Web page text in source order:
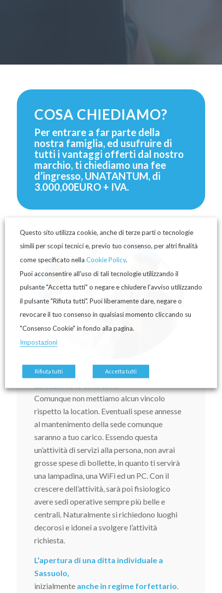
COSA CHIEDIAMO?
Per entrare a far parte della
nostra famiglia, ed usufruire di
tutti i vantaggi offerti dal nostro
marchio, ti chiediamo una fee
d’ingresso, UNATANTUM, di
3.000,00EURO + IVA.
Potrai lavorare da casa se la tua
Comunque non mettiamo alcun vincolo
rispetto la location. Eventuali spese annesse
al mantenimento della sede comunque
saranno a tuo carico. Essendo questa
un’attività di servizi alla persona, non avrai
grosse spese di bollette, in quanto ti servirà
una lampadina, una WiFi ed un PC. Con il
crescere dell’attività, sarà poi fisiologico
avere sedi operative sempre più belle e
centrali. Naturalmente si richiedono luoghi
decorosi e idonei a svolgere l’attività
richiesta.
L’apertura di una ditta individuale a
Sassuolo,
inizialmente anche in regime forfettario
Questo sito utilizza cookie, anche di terze parti o tecnologie
simili per scopi tecnici e, previo tuo consenso, per altri finalità
come specificato nella Cookie Policy.
Puoi acconsentire all'uso di tali tecnologie utilizzando il
pulsante "Accetta tutti" o negare e chiudere l'avviso utilizzando
il pulsante "Rifiuta tutti". Puoi liberamente dare, negare o
revocare il tuo consenso in qualsiasi momento cliccando su
"Consenso Cookie" in fondo alla pagina.
Impostazioni
Rifiuta tutti Accetta tutti